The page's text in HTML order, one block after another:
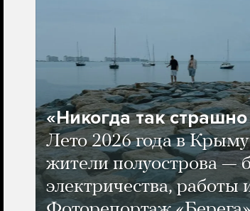
«Никогда так
Лето 2026 года в
жители полуострова —
электричества, работы